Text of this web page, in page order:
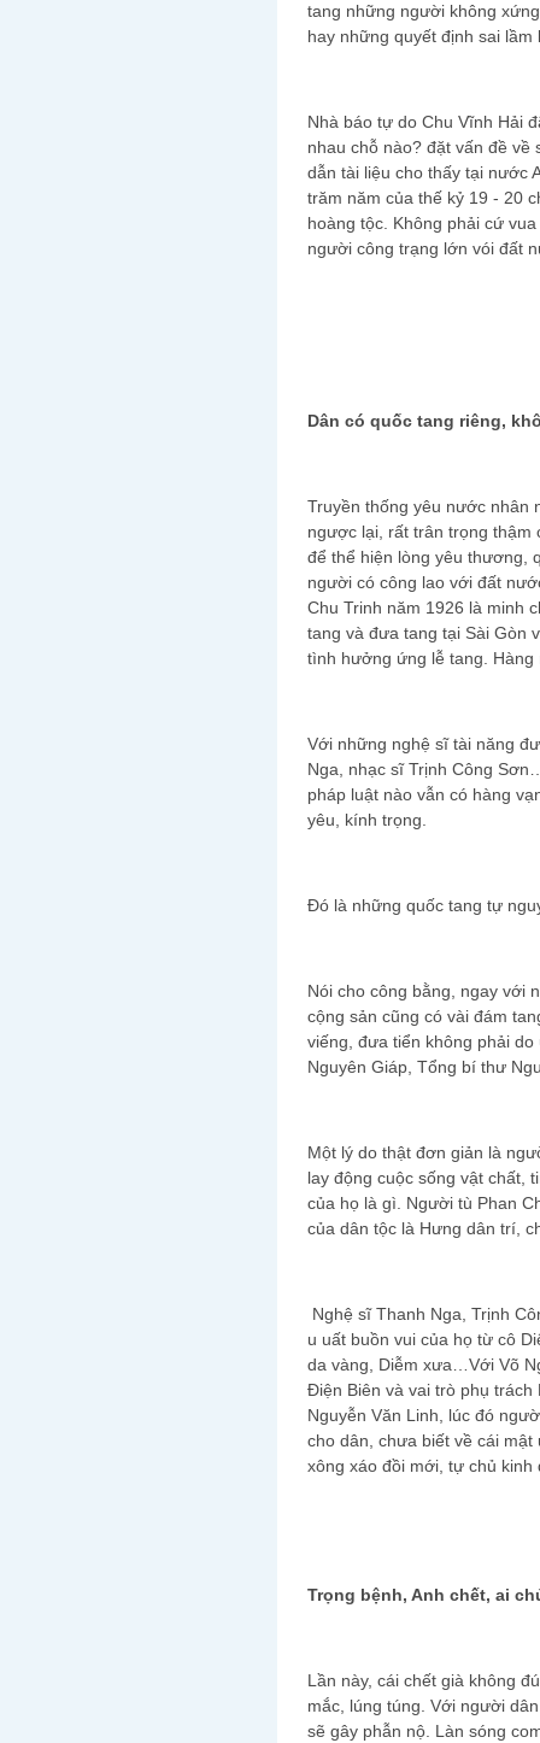
tang những người không
hay những quyết định sai
Nhà báo tự do Chu Vĩnh Hải
nhau chỗ nào? đặt vấn đề
dẫn tài liệu cho thấy tại nước
trăm năm của thế kỷ 19 - 20
hoàng tộc. Không phải cứ
người công trạng lớn vói đất
Dân có quốc tang riêng,
Truyền thống yêu nước nhân
ngược lại, rất trân trọng thậm
để thể hiện lòng yêu thương,
người có công lao với đất
Chu Trinh năm 1926 là minh
tang và đưa tang tại Sài Gòn
tình hưởng ứng lễ tang. Hàng
Với những nghệ sĩ tài năng
Nga, nhạc sĩ Trịnh Công
pháp luật nào vẫn có hàng
yêu, kính trọng.
Đó là những quốc tang tự
Nói cho công bằng, ngay với
cộng sản cũng có vài đám
viếng, đưa tiển không phải
Nguyên Giáp, Tổng bí thư
Một lý do thật đơn giản là
lay động cuộc sống vật chất,
của họ là gì. Người tù Phan
của dân tộc là Hưng dân trí,
Nghệ sĩ Thanh Nga, Trịnh
u uất buồn vui của họ từ cô
da vàng, Diễm xưa…Với Võ
Điện Biên và vai trò phụ
Nguyễn Văn Linh, lúc đó
cho dân, chưa biết về cái
xông xáo đồi mới, tự chủ
Trọng bệnh, Anh chết, ai
Lần này, cái chết già không
mắc, lúng túng. Với người
sẽ gây phẫn nộ. Làn sóng